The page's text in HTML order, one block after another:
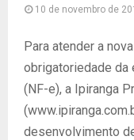
10 de novembro de
Para atender a
obrigatoriedade da
(NF-e), a Ipiranga
desenvolvimento